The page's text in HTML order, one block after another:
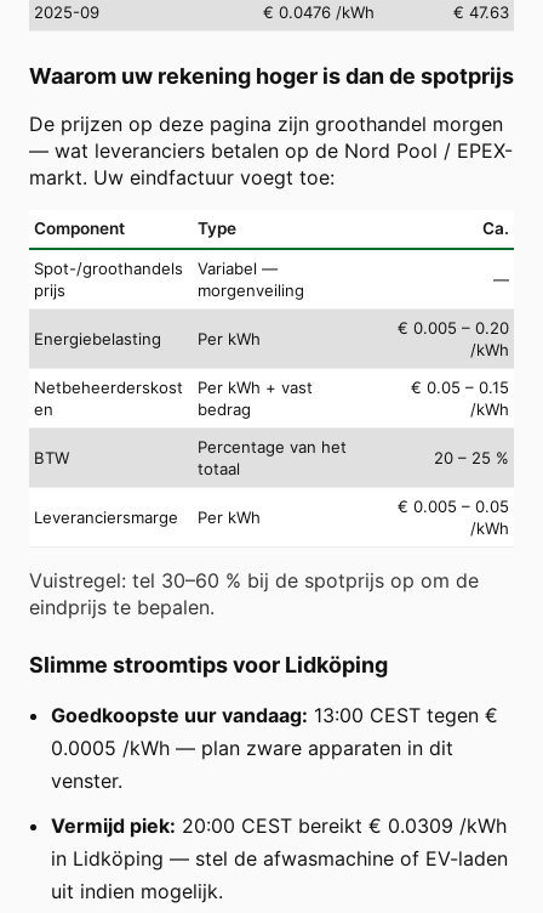
2025-09
€ 0.0476 /kWh € 47.63
Waarom uw rekening hoger is dan de spotprijs
De prijzen op deze pagina zijn groothandel morgen
— wat leveranciers betalen op de Nord Pool / EPEX-
markt. Uw eindfactuur voegt toe:
Component Type Ca.
Spot-/groothandels
prijs
Variabel —
morgenveiling
—
Energiebelasting Per kWh
€ 0.005 – 0.20
/kWh
Netbeheerderskost
en
Per kWh + vast
bedrag
€ 0.05 – 0.15
/kWh
BTW
Percentage van het
totaal
20 – 25 %
Leveranciersmarge Per kWh
€ 0.005 – 0.05
/kWh
Vuistregel: tel 30–60 % bij de spotprijs op om de
eindprijs te bepalen.
Slimme stroomtips voor Lidköping
Goedkoopste uur vandaag: 13:00 CEST tegen €
0.0005 /kWh — plan zware apparaten in dit
venster.
Vermijd piek: 20:00 CEST bereikt € 0.0309 /kWh
in Lidköping — stel de afwasmachine of EV-laden
uit indien mogelijk.